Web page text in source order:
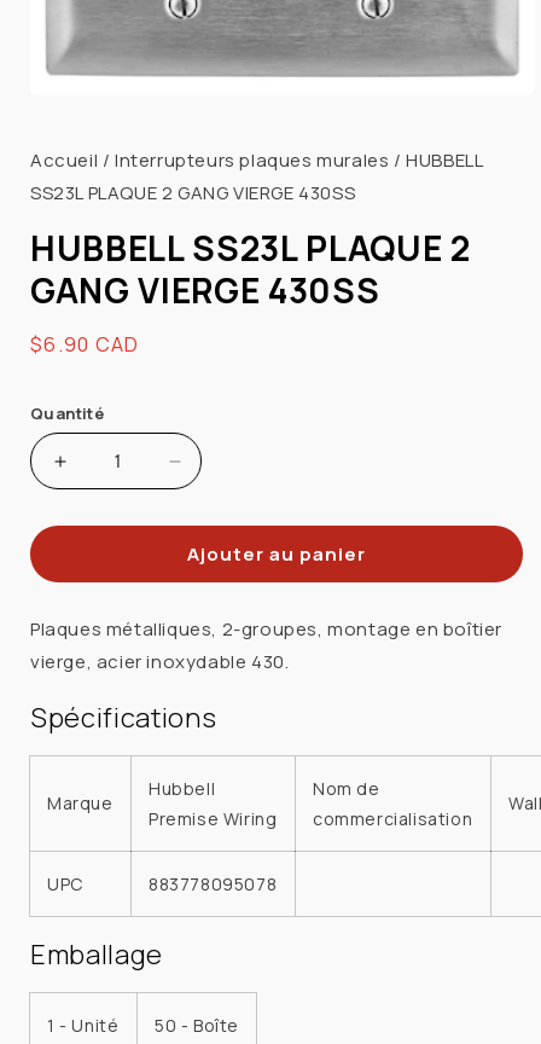
1
dans
fenêtre
modale
Accueil /Interrupteurs plaques murales /HUBBELL
SS23L PLAQUE 2 GANG VIERGE 430SS
HUBBELL SS23L PLAQUE 2
GANG VIERGE 430SS
Prix
$6.90 CAD
Quantité
Augmenter
quantité
HUBBELL
SS23L
PLAQUE
2
GANG
VIERGE
430SS
Réduire
quantité
de
HUBBELL
SS23L
PLAQUE
2
GANG
VIERGE
430SS
Ajouter au panier
Plaques métalliques, 2-groupes, montage en boîtier
vierge, acier inoxydable 430.
Spécifications
Marque
Hubbell
Premise Wiring
Nom de
commercialisation
UPC 883778095078
Emballage
1 - Unité 50 - Boîte